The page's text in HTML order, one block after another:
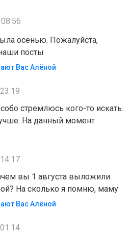
осенью. Пожалуйста,
посты
Вас Алëной
стремлюсь кого-то искать.
На данный момент
вы 1 августа выложили
На сколько я помню, маму
Вас Алëной